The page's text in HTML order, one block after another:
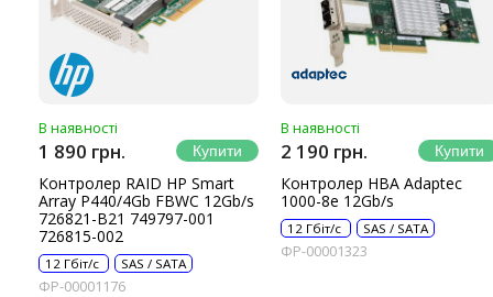
IP-камери
Автономне живлення
Автоматичні вимикачі
Інвертори напруги
Акумулятори для ДБЖ
В наявності
1 890 грн.
Контролер RAID HP Smart
Array P440/4Gb FBWC 12Gb/s
726821-B21 749797-001
726815-002
12 Гбіт/с SAS / SATA
ФР-00001176
В наявності
2 190 грн.
Контролер HBA Adaptec
1000-8e 12Gb/s
12 Гбіт/с SAS / SATA
ФР-00001323